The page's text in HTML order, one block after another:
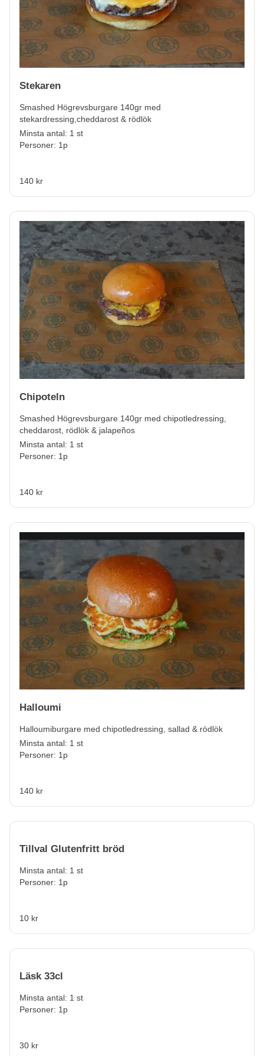
Stekaren
Smashed Högrevsburgare 140gr med
stekardressing,cheddarost & rödlök
Minsta antal: 1 st
Personer: 1p
140 kr
Chipoteln
Smashed Högrevsburgare 140gr med chipotledressing,
cheddarost, rödlök & jalapeños
Minsta antal: 1 st
Personer: 1p
140 kr
Halloumi
Halloumiburgare med chipotledressing, sallad & rödlök
Minsta antal: 1 st
Personer: 1p
140 kr
Tillval Glutenfritt bröd
Minsta antal: 1 st
Personer: 1p
10 kr
Läsk 33cl
Minsta antal: 1 st
Personer: 1p
30 kr